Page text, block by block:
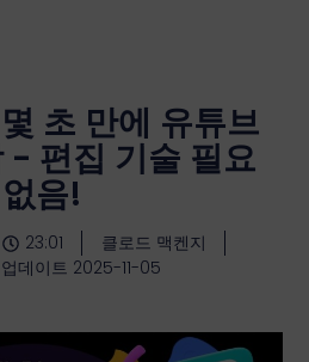
초 만에 유튜브
- 편집 기술 필요
없음!
23:01
클로드 맥켄지
데이트 2025-11-05